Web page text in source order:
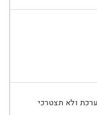
ולא תצטרכי